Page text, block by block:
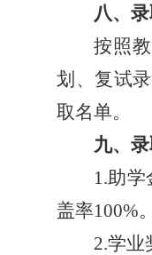
八、
按照
划、复试
取名单。
九、
1.助
盖率100%
2.学业